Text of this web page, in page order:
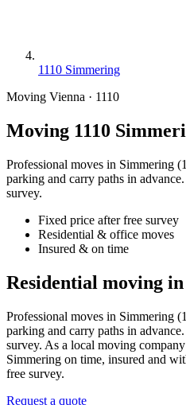
1110 Simmering
Moving Vienna · 1110
Moving 1110
Professional moves in Simmering
parking and carry paths in
survey.
Fixed price after free survey
Residential & office moves
Insured & on time
Residential moving
Professional moves in Simmering
parking and carry paths in
survey. As a local moving
Simmering on time, insured and
free survey.
Request a quote